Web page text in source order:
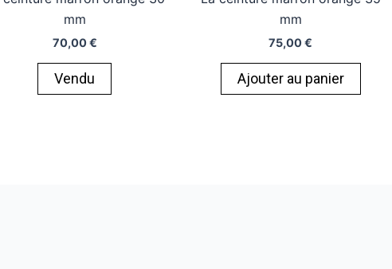
mm
70,00€
Vendu
mm
75,00€
Ajouter au panier